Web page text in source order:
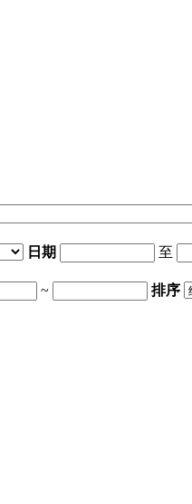
日期
至
~
排序